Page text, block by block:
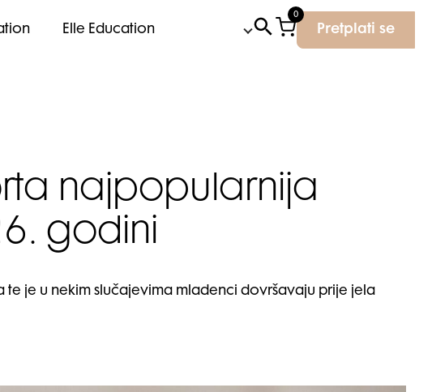
Elle Education
0
Pretplati se
najpopularnija
godini
te je u nekim slučajevima mladenci dovršavaju prije jela